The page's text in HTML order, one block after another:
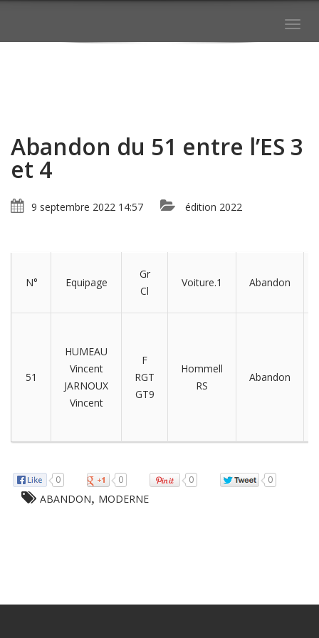
Abandon du 51 entre l’ES 3
et 4
9 septembre 2022 14:57 édition 2022
N° Equipage
Gr
Cl
Voiture.1 Abandon
51
HUMEAU
Vincent
JARNOUX
Vincent
F
RGT
GT9
Hommell
RS
Abandon
0 0 0 0
ABANDON, MODERNE